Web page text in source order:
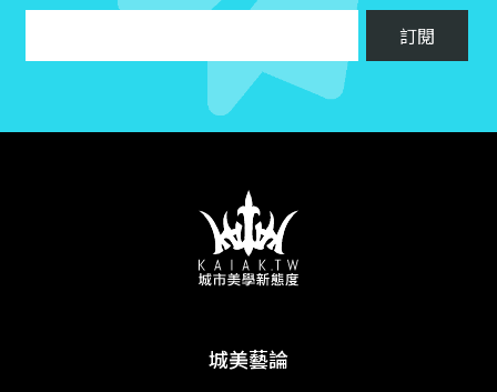
城美藝論